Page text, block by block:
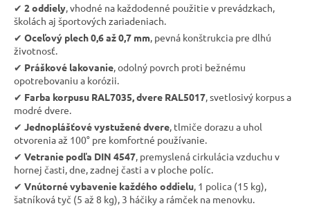
✔︎ 2 oddiely , vhodné na každodenné použitie v prevádzkach,
školách aj športových zariadeniach.
✔︎ Oceľový plech 0,6 až 0,7 mm , pevná konštrukcia pre dlhú
životnosť.
✔︎ Práškové lakovanie , odolný povrch proti bežnému
opotrebovaniu a korózii.
✔︎ Farba korpusu RAL7035, dvere RAL5017 , svetlosivý korpus a
modré dvere.
✔︎ Jednoplášťové vystužené dvere , tlmiče dorazu a uhol
otvorenia až 100° pre komfortné používanie.
✔︎ Vetranie podľa DIN 4547 , premyslená cirkulácia vzduchu v
hornej časti, dne, zadnej časti a v ploche políc.
✔︎ Vnútorné vybavenie každého oddielu , 1 polica (15 kg),
šatníková tyč (5 až 8 kg), 3 háčiky a rámček na menovku.